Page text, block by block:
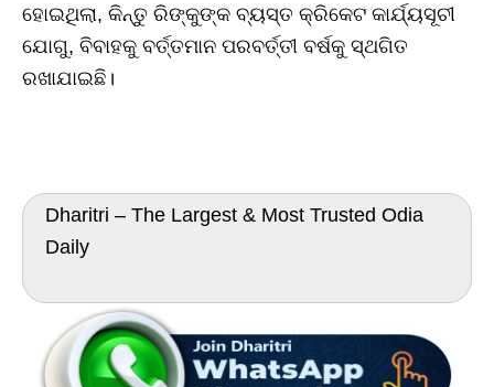
ହୋଇଥିଲା, କିନ୍ତୁ ରିଙ୍କୁଙ୍କ ବ୍ୟସ୍ତ କ୍ରିକେଟ କାର୍ଯ୍ୟସୂଚୀ
ଯୋଗୁ, ବିବାହକୁ ବର୍ତ୍ତମାନ ପରବର୍ତ୍ତୀ ବର୍ଷକୁ ସ୍ଥଗିତ
ରଖାଯାଇଛି।
Dharitri – The Largest & Most Trusted Odia
Daily